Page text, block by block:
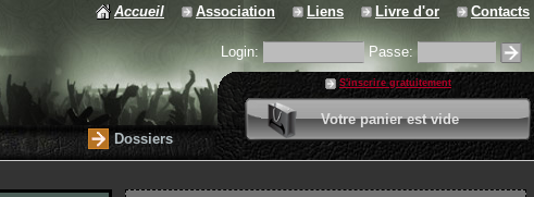
Accueil Association Liens Livre d'or Contacts
Login: Passe:
S'inscrire gratuitement
Votre panier est vide
0 article
Valider votre panier
Dossiers